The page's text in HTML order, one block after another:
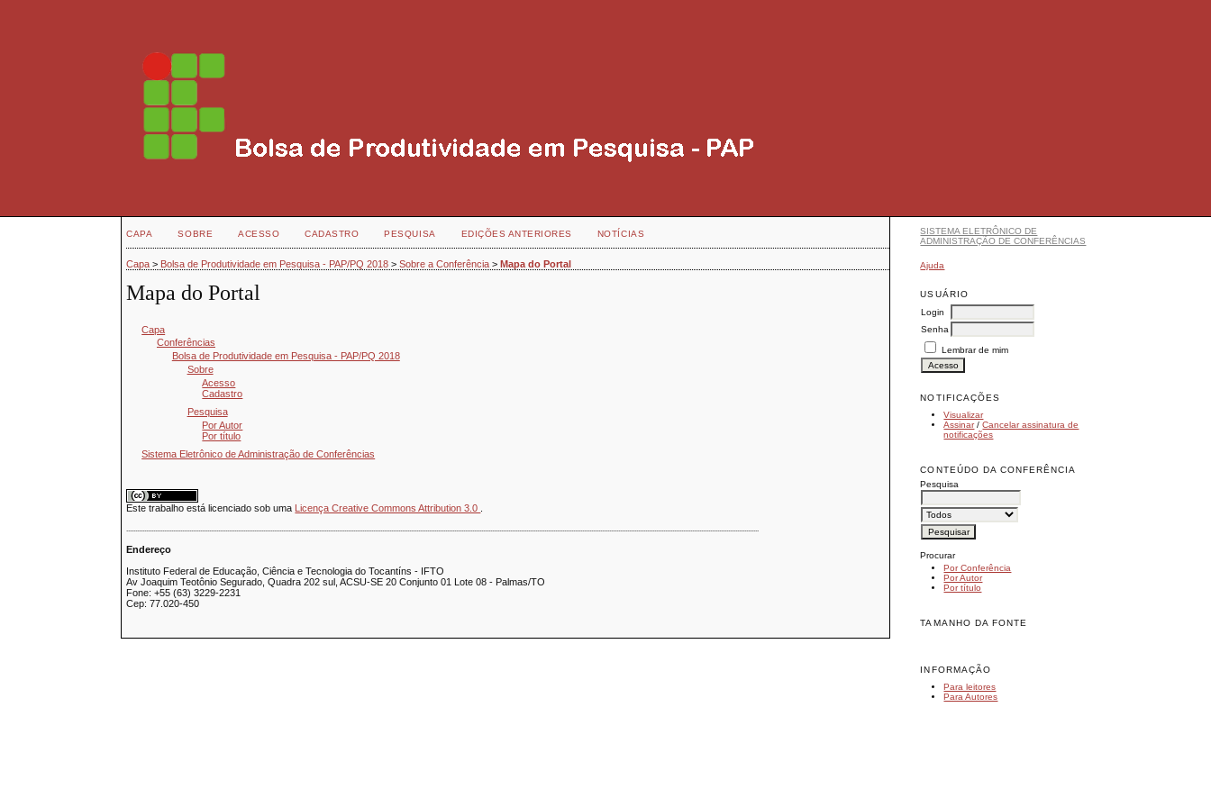
SISTEMA ELETRÔNICO DE
ADMINISTRAÇÃO DE CONFERÊNCIAS
Ajuda
USUÁRIO
Login
Senha
Lembrar de mim
NOTIFICAÇÕES
Visualizar
Assinar/Cancelar assinatura de
notificações
CONTEÚDO DA CONFERÊNCIA
Pesquisa
Procurar
Por Conferência
Por Autor
Por título
TAMANHO DA FONTE
INFORMAÇÃO
Para leitores
Para Autores
CAPA SOBRE ACESSO CADASTRO PESQUISA EDIÇÕES ANTERIORES NOTÍCIAS
Capa > Bolsa de Produtividade em Pesquisa - PAP/PQ 2018 >Sobre a Conferência >Mapa do Portal
Mapa do Portal
Capa
Conferências
Bolsa de Produtividade em Pesquisa - PAP/PQ 2018
Sobre
Acesso
Cadastro
Pesquisa
Por Autor
Por título
Sistema Eletrônico de Administração de Conferências
Este trabalho está licenciado sob uma Licença Creative Commons Attribution 3.0
Endereço
Instituto Federal de Educação, Ciência e Tecnologia do Tocantíns - IFTO
Av Joaquim Teotônio Segurado, Quadra 202 sul, ACSU-SE 20 Conjunto 01 Lote 08 - Palmas/TO
Fone: +55 (63) 3229-2231
Cep: 77.020-450